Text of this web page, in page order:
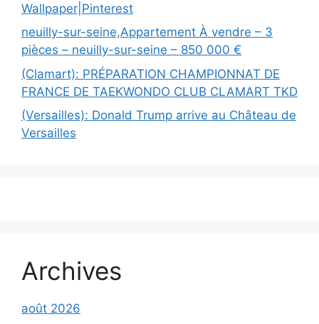
Wallpaper|Pinterest
neuilly-sur-seine,Appartement À vendre – 3
pièces – neuilly-sur-seine – 850 000 €
(Clamart): PRÉPARATION CHAMPIONNAT DE
FRANCE DE TAEKWONDO CLUB CLAMART TKD
(Versailles): Donald Trump arrive au Château de
Versailles
Archives
août 2026